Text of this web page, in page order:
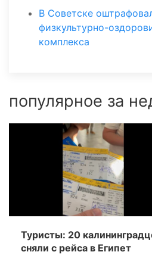
В Советске
физкультурно-
комплекса
популярное за
Туристы: 20
сняли с рейса в Египет